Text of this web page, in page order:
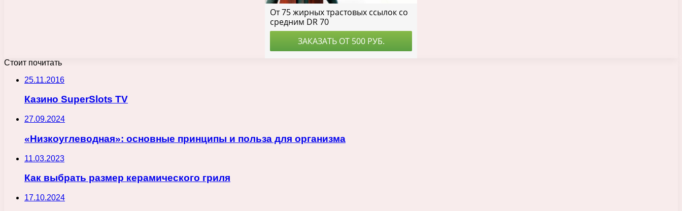
Стоит почитать
25.11.2016
Казино SuperSlots TV
27.09.2024
«Низкоуглеводная»: основные принципы и польза для организма
11.03.2023
Как выбрать размер керамического гриля
17.10.2024